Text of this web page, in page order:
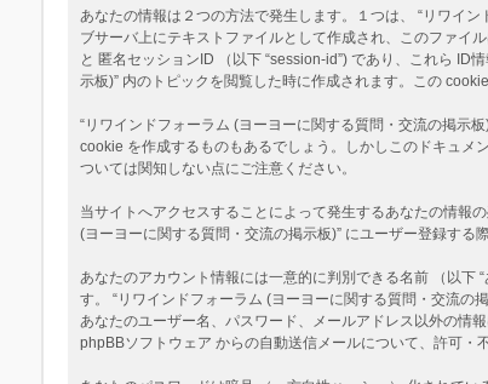
あなたの情報は２つの方法で発生します。１つは、 “リワイ
ブサーバ上にテキストファイルとして作成され、このファイ
と 匿名セッションID （以下 “session-id”) であり、これら
示板)” 内のトピックを閲覧した時に作成されます。この
“リワインドフォーラム (ヨーヨーに関する質問・交流の掲示
cookie を作成するものもあるでしょう。しかしこのドキュメ
ついては関知しない点にご注意ください。
当サイトへアクセスすることによって発生するあなたの情報
(ヨーヨーに関する質問・交流の掲示板)” にユーザー登録する
あなたのアカウント情報には一意的に判別できる名前 （以下
す。 “リワインドフォーラム (ヨーヨーに関する質問・交流の
あなたのユーザー名、パスワード、メールアドレス以外の情
phpBBソフトウェア からの自動送信メールについて、許可・